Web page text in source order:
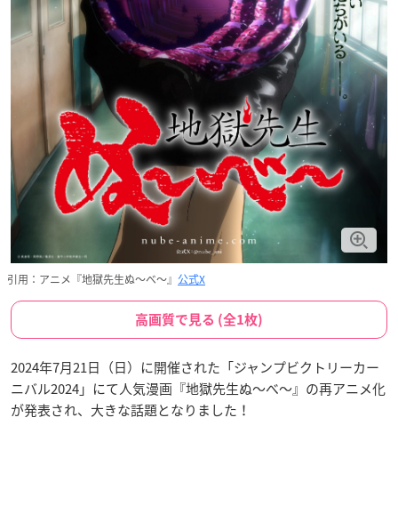
引用：アニメ『地獄先生ぬ～べ～』 公式X
高画質で見る (全1枚)
2024年7月21日（日）に開催された「ジャンプビクトリーカー
ニバル2024」にて人気漫画『地獄先生ぬ～べ～』の再アニメ化
が発表され、大きな話題となりました！